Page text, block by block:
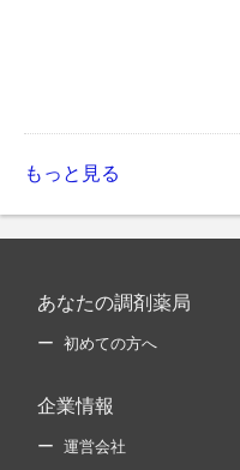
もっと見る
あなたの調剤薬局
初めての方へ
企業情報
運営会社